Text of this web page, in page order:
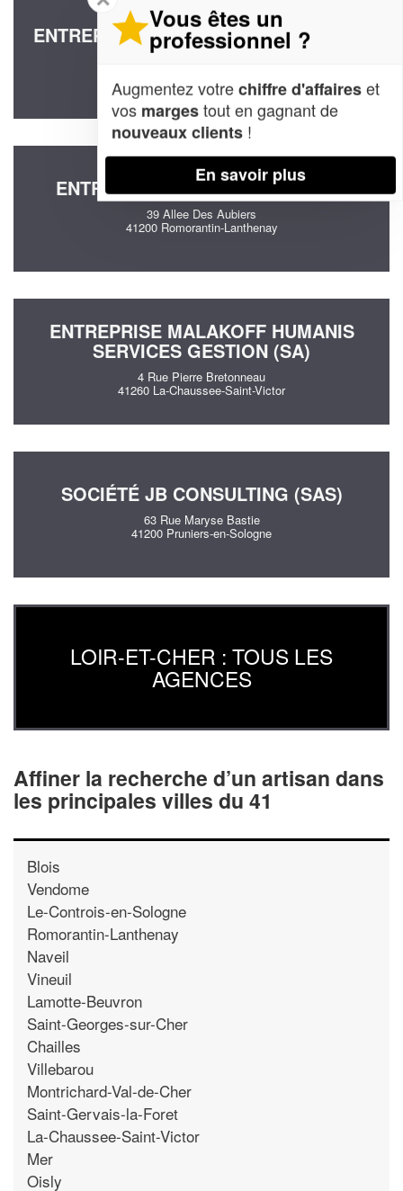
ENTREPRISE GRAPHIC IMPRIM (SARL)
ENTREPRISE AGBEGNINOU KOMI
39 Allee Des Aubiers
41200 Romorantin-Lanthenay
ENTREPRISE MALAKOFF HUMANIS
SERVICES GESTION (SA)
4 Rue Pierre Bretonneau
41260 La-Chaussee-Saint-Victor
SOCIÉTÉ JB CONSULTING (SAS)
63 Rue Maryse Bastie
41200 Pruniers-en-Sologne
LOIR-ET-CHER : TOUS LES
AGENCES
Affiner la recherche d’un artisan dans
les principales villes du 41
Blois
Vendome
Le-Controis-en-Sologne
Romorantin-Lanthenay
Naveil
Vineuil
Lamotte-Beuvron
Saint-Georges-sur-Cher
Chailles
Villebarou
Montrichard-Val-de-Cher
Saint-Gervais-la-Foret
La-Chaussee-Saint-Victor
Mer
Oisly
Vous êtes un
professionnel ?
Augmentez votrechiffre d'affaireset
vos margestout en gagnant de
nouveaux clients !
En savoir plus